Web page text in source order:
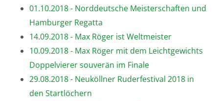
01.10.2018 - Norddeutsche Meisterschaften und
Hamburger Regatta
14.09.2018 - Max Röger ist Weltmeister
10.09.2018 - Max Röger mit dem Leichtgewichts
Doppelvierer souverän im Finale
29.08.2018 - Neuköllner Ruderfestival 2018 in
den Startlöchern